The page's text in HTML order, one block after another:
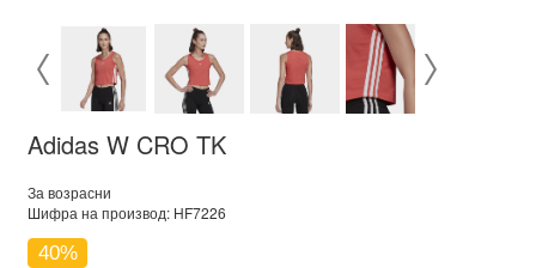
Adidas W CRO TK
За возрасни
Шифра на производ: HF7226
40%